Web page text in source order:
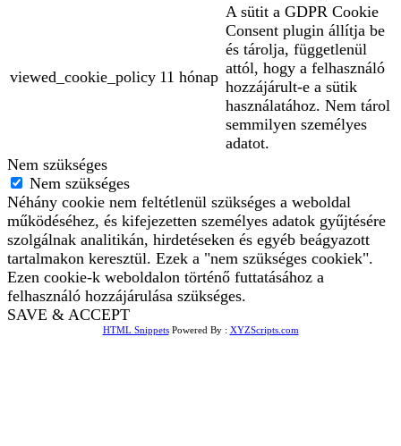
viewed_cookie_policy 11 hónap
A sütit a GDPR Cookie
Consent plugin állítja be
és tárolja, függetlenül
attól, hogy a felhasználó
hozzájárult-e a sütik
használatához. Nem tárol
semmilyen személyes
adatot.
Nem szükséges
Nem szükséges
Néhány cookie nem feltétlenül szükséges a weboldal
működéséhez, és kifejezetten személyes adatok gyűjtésére
szolgálnak analitikán, hirdetéseken és egyéb beágyazott
tartalmakon keresztül. Ezek a "nem szükséges cookiek".
Ezen cookie-k weboldalon történő futtatásához a
felhasználó hozzájárulása szükséges.
SAVE & ACCEPT
HTML SnippetsPowered By : XYZScripts.com